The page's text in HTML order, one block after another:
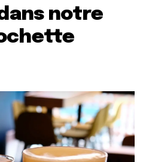
notre